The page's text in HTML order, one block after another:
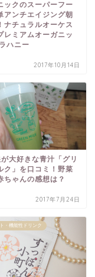
ックのスーパーフー
アンチエイジング朝
ナチュラルオーケス
レミアムオーガニッ
ハニー
2017年10月14日
大好きな青汁「グリ
ク」を口コミ！野菜
ちゃんの感想は？
2017年7月24日
・機能性ドリンク